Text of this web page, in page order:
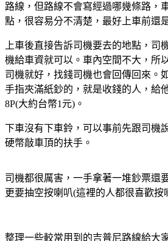
路線， 但路線不會寫經過哪幾條路，
點，很容易分不清楚，最好上車前還
上車後直接告訴司機要去的地點，司
機給車資就可以。車內空間不大，所
司機就好，找錢司機也會回傳回來。
手指夾滿紙鈔的，就是收錢的人，給
8P(大約台幣1元)。
下車沒有下車鈴，可以事前先跟司機
硬幣敲車頂的扶手。
司機都很厲害，一手拿著一堆鈔票還
更要抽空按喇叭(這裡的人都很喜歡按
整理一些較常用到的吉普尼路線給大